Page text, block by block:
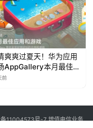
爽爽过夏天！华为应用
AppGallery本月最佳上
款款提升幸福感
前
备11004573号-7增值电信业务